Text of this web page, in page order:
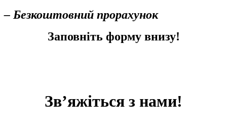
– Безкоштовний прорахунок
Заповніть форму внизу!
Зв’яжіться з нами!